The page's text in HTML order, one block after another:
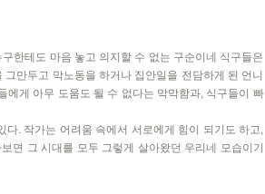
한테도 마음 놓고 의지할 수 없는 구순이네 식구들은
만두고 막노동을 하거나 집안일을 전담하게 된 언니
에게 아무 도움도 될 수 없다는 막막함과, 식구들이 빠
. 작가는 어려움 속에서 서로에게 힘이 되기도 하고,
면 그 시대를 모두 그렇게 살아왔던 우리네 모습이기